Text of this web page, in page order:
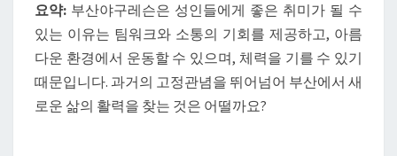
요약: 부산야구레슨은 성인들에게 좋은 취미가 될 수
있는 이유는 팀워크와 소통의 기회를 제공하고, 아름
다운 환경에서 운동할 수 있으며, 체력을 기를 수 있기
때문입니다. 과거의 고정관념을 뛰어넘어 부산에서 새
로운 삶의 활력을 찾는 것은 어떨까요?